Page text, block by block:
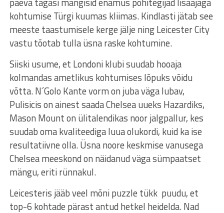
kohtumise Türgi kuumas kliimas. Kindlasti jätab see
meeste taastumisele kerge jälje ning Leicester City
vastu tõotab tulla üsna raske kohtumine.
Siiski usume, et Londoni klubi suudab hooaja
kolmandas ametlikus kohtumises lõpuks võidu
võtta. N´Golo Kante vorm on juba väga lubav,
Pulisicis on ainest saada Chelsea uueks Hazardiks,
Mason Mount on ülitalendikas noor jalgpallur, kes
suudab oma kvaliteediga luua olukordi, kuid ka ise
resultatiivne olla. Üsna noore keskmise vanusega
Chelsea meeskond on näidanud väga sümpaatset
mängu, eriti rünnakul.
Leicesteris jääb veel mõni puzzle tükk puudu, et
top-6 kohtade pärast antud hetkel heidelda. Nad